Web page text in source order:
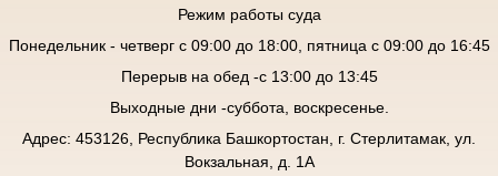
Режим работы суда
Понедельник - четверг с 09:00 до 18:00, пятница с 09:00 до 16:45
Перерыв на обед -с 13:00 до 13:45
Выходные дни -суббота, воскресенье.
Адрес: 453126, Республика Башкортостан, г. Стерлитамак, ул.
Вокзальная, д. 1А